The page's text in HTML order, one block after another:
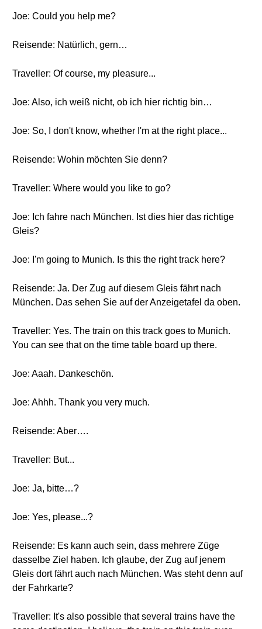
Joe: Could you help me?
Reisende: Natürlich, gern…
Traveller: Of course, my pleasure...
Joe: Also, ich weiß nicht, ob ich hier richtig bin…
Joe: So, I don't know, whether I'm at the right place...
Reisende: Wohin möchten Sie denn?
Traveller: Where would you like to go?
Joe: Ich fahre nach München. Ist dies hier das richtige
Gleis?
Joe: I'm going to Munich. Is this the right track here?
Reisende: Ja. Der Zug auf diesem Gleis fährt nach
München. Das sehen Sie auf der Anzeigetafel da oben.
Traveller: Yes. The train on this track goes to Munich.
You can see that on the time table board up there.
Joe: Aaah. Dankeschön.
Joe: Ahhh. Thank you very much.
Reisende: Aber….
Traveller: But...
Joe: Ja, bitte…?
Joe: Yes, please...?
Reisende: Es kann auch sein, dass mehrere Züge
dasselbe Ziel haben. Ich glaube, der Zug auf jenem
Gleis dort fährt auch nach München. Was steht denn auf
der Fahrkarte?
Traveller: It's also possible that several trains have the